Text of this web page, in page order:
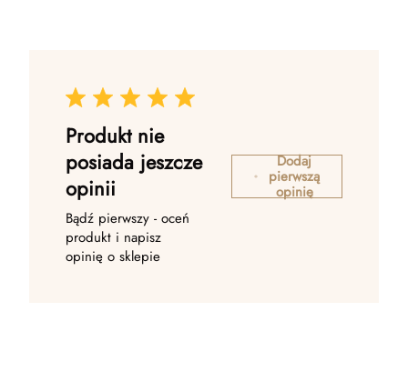
Produkt nie
posiada jeszcze
opinii
Bądź pierwszy - oceń
produkt i napisz
opinię o sklepie
Dodaj
pierwszą
opinię